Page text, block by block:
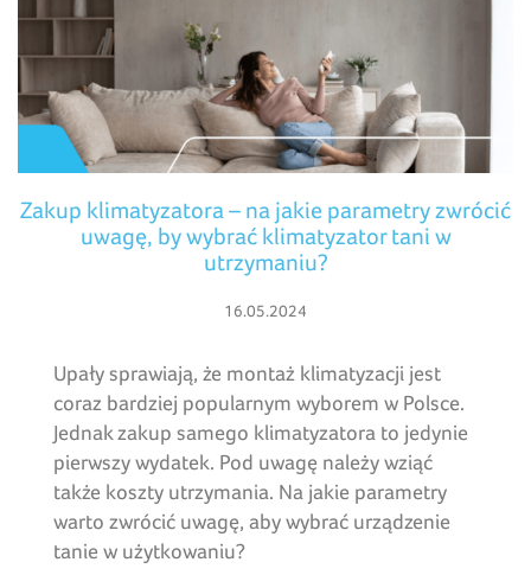
Zakup klimatyzatora – na jakie parametry zwrócić
uwagę, by wybrać klimatyzator tani w
utrzymaniu?
16.05.2024
Upały sprawiają, że montaż klimatyzacji jest
coraz bardziej popularnym wyborem w Polsce.
Jednak zakup samego klimatyzatora to jedynie
pierwszy wydatek. Pod uwagę należy wziąć
także koszty utrzymania. Na jakie parametry
warto zwrócić uwagę, aby wybrać urządzenie
tanie w użytkowaniu?